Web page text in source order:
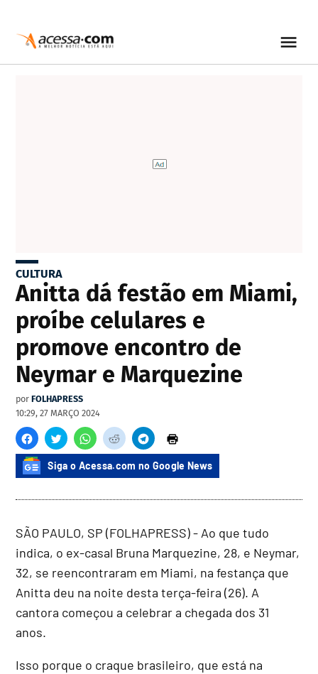
CULTURA
Anitta dá festão em Miami,
proíbe celulares e
promove encontro de
Neymar e Marquezine
por FOLHAPRESS
10:29, 27 MARÇO 2024
Siga o Acessa.com no Google News
SÃO PAULO, SP (FOLHAPRESS) - Ao que tudo
indica, o ex-casal Bruna Marquezine, 28, e Neymar,
32, se reencontraram em Miami, na festança que
Anitta deu na noite desta terça-feira (26). A
cantora começou a celebrar a chegada dos 31
anos.
Isso porque o craque brasileiro, que está na